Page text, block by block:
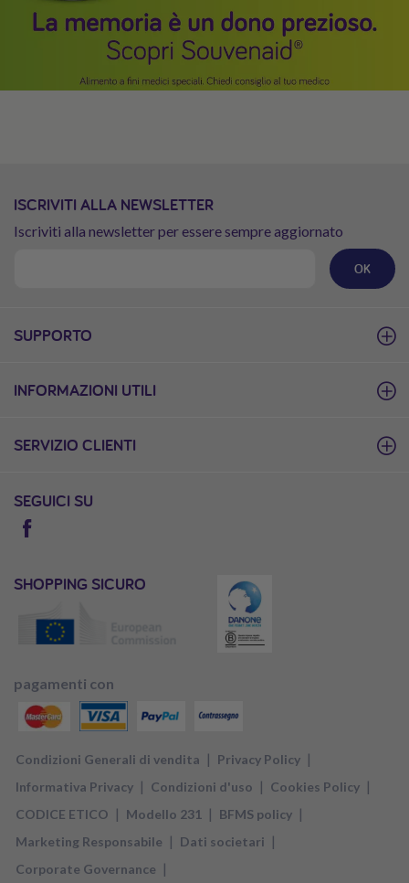
ISCRIVITI ALLA NEWSLETTER
Iscriviti alla newsletter per essere sempre aggiornato
OK
SUPPORTO
INFORMAZIONI UTILI
SERVIZIO CLIENTI
SEGUICI SU
SHOPPING SICURO
pagamenti con
Condizioni Generali di vendita | Privacy Policy |
Informativa Privacy | Condizioni d'uso | Cookies Policy |
CODICE ETICO | Modello 231 | BFMS policy |
Marketing Responsabile | Dati societari |
Corporate Governance |